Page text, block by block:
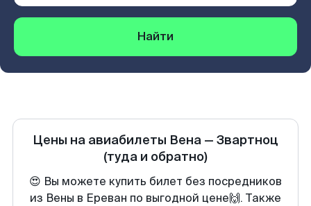
Найти
Цены на авиабилеты Вена — Звартноц
(туда и обратно)
😍 Вы можете купить билет без посредников
из Вены в Ереван по выгодной цене🙌. Также